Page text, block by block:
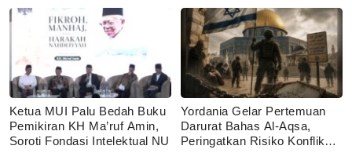
Ketua MUI Palu Bedah Buku
Pemikiran KH Ma’ruf Amin,
Soroti Fondasi Intelektual NU
Yordania Gelar Pertemuan
Darurat Bahas Al-Aqsa,
Peringatkan Risiko Konflik